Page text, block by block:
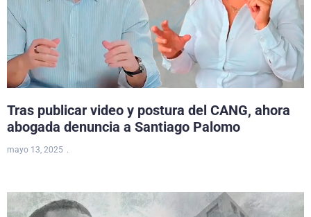
Tras publicar video y postura del CANG, ahora
abogada denuncia a Santiago Palomo
mayo 13, 2025